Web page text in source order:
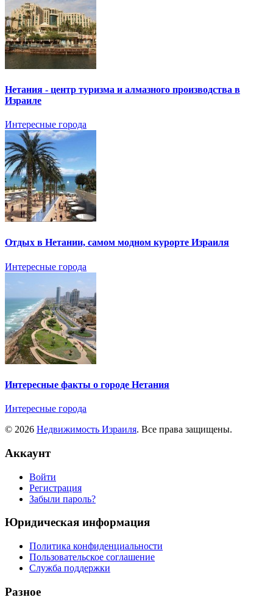
Нетания - центр туризма и алмазного производства в
Израиле
Интересные города
Отдых в Нетании, самом модном курорте Израиля
Интересные города
Интересные факты о городе Нетания
Интересные города
© 2026 Недвижимость Израиля. Все права защищены.
Аккаунт
Войти
Регистрация
Забыли пароль?
Юридическая информация
Политика конфиденциальности
Пользовательское соглашение
Служба поддержки
Разное